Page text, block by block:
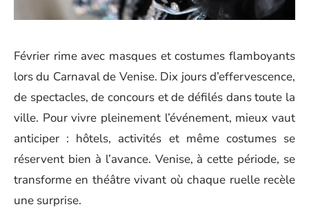
Février rime avec masques et costumes flamboyants
lors du Carnaval de Venise. Dix jours d’effervescence,
de spectacles, de concours et de défilés dans toute la
ville. Pour vivre pleinement l’événement, mieux vaut
anticiper : hôtels, activités et même costumes se
réservent bien à l’avance. Venise, à cette période, se
transforme en théâtre vivant où chaque ruelle recèle
une surprise.